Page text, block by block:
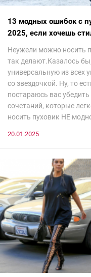
13 модных ошибок с
2025, если хочешь
Неужели можно носить
так делают.Казалось
универсальную из всех
со звездочкой. Ну, то
постараюсь вас
сочетаний, которые
носить пуховик НЕ
20.01.2025